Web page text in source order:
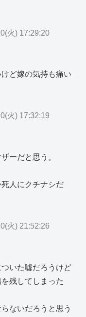
火) 17:29:20
ど嫁の気持も痛い
火) 17:32:19
ーだと思う。
人にクチナシだ
火) 21:52:26
いた嘘だろうけど
残してしまった
ないだろうと思う